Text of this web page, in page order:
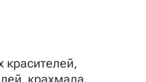
красителей,
крахмала,